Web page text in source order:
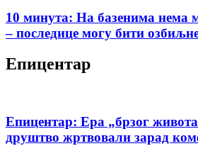
10 минута: На базенима нема
– последице могу бити
Епицентар
Епицентар: Ера „брзог
друштво жртвовали зарад